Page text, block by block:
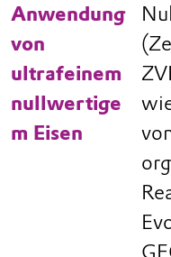
Anwendung
von
ultrafeinem
nullwertige
m Eisen